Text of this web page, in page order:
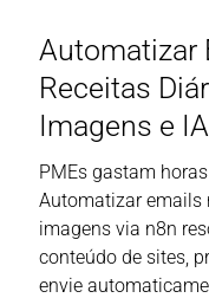
Automatizar
Receitas
Imagens e IA
PMEs gastam
Automatizar emails
imagens via n8n
conteúdo de sites,
envie